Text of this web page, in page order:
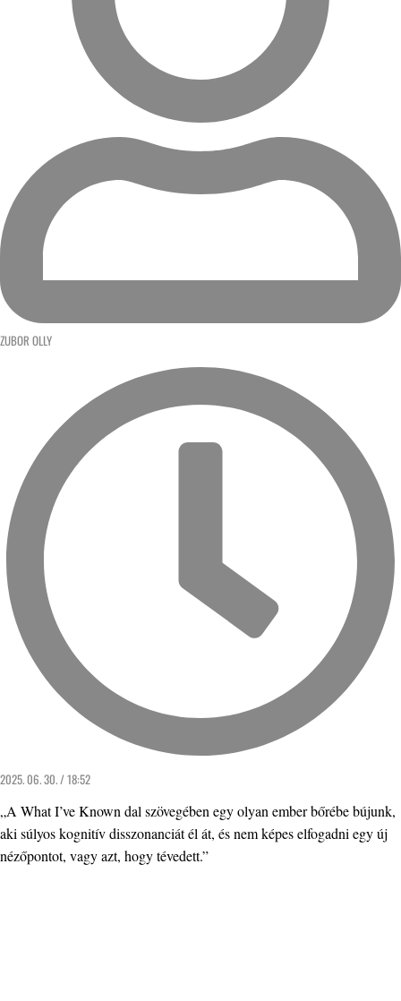
ZUBOR OLLY
2025. 06. 30. / 18:52
„A What I’ve Known dal szövegében egy olyan ember bőrébe bújunk,
aki súlyos kognitív disszonanciát él át, és nem képes elfogadni egy új
nézőpontot, vagy azt, hogy tévedett.”